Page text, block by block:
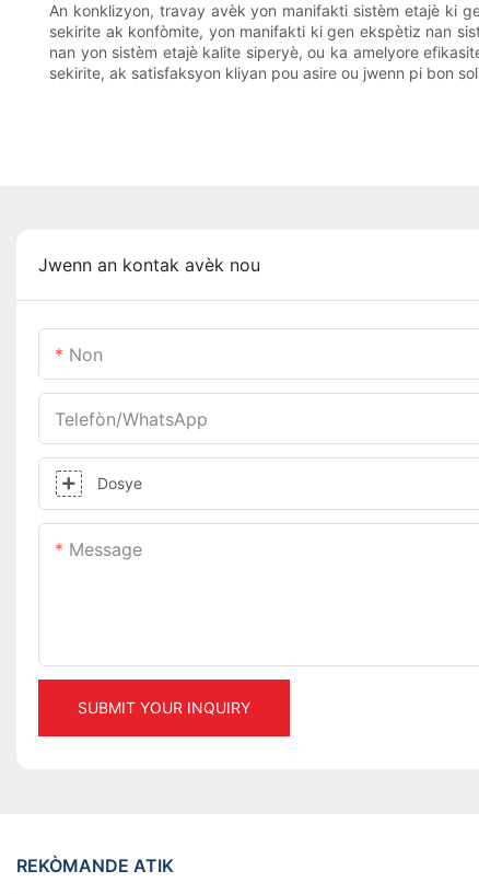
An konklizyon, travay avèk yon manifakti sistèm etajè ki
sekirite ak konfòmite, yon manifakti ki gen ekspètiz nan
nan yon sistèm etajè kalite siperyè, ou ka amelyore
sekirite, ak satisfaksyon kliyan pou asire ou jwenn pi bon
Jwenn an kontak avèk nou
Non
Telefòn/WhatsApp
Dosye
Message
SUBMIT YOUR INQUIRY
REKÒMANDE ATIK